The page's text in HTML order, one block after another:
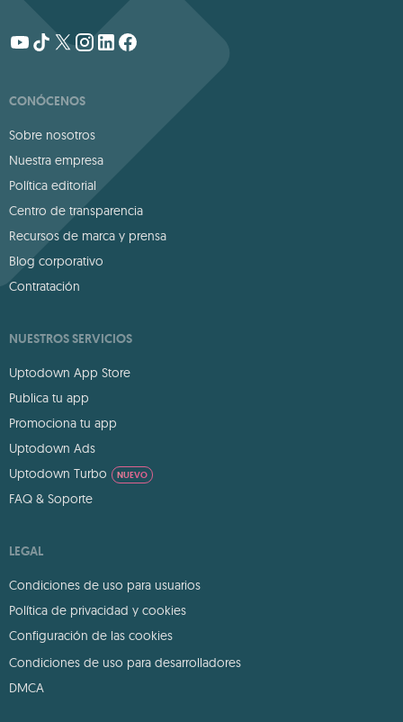
CONÓCENOS
Sobre nosotros
Nuestra empresa
Política editorial
Centro de transparencia
Recursos de marca y prensa
Blog corporativo
Contratación
NUESTROS SERVICIOS
Uptodown App Store
Publica tu app
Promociona tu app
Uptodown Ads
Uptodown Turbo
NUEVO
FAQ & Soporte
LEGAL
Condiciones de uso para usuarios
Política de privacidad y cookies
Configuración de las cookies
Condiciones de uso para desarrolladores
DMCA